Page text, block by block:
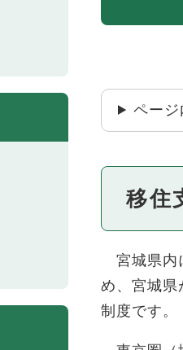
ページ
移住
宮城県内
め、宮城県
制度です。